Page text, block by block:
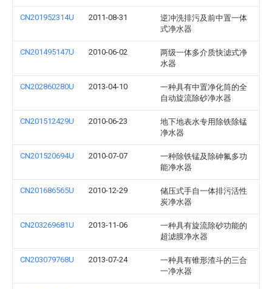
CN201952314U 2011-08-31
逆冲洗排污及前中置一体
式净水器
CN201495147U 2010-06-02
两级一体多介质快滤式净
水器
CN202860280U 2013-04-10
一种具有中置净化筒的全
自动旋流除砂净水器
CN201512429U 2010-06-23
地下地表水专用除铁除锰
净水器
CN201520694U 2010-07-07
一种除铁锰及除砷氟多功
能净水器
CN201686565U 2010-12-29
储压式手自一体排污活性
炭净水器
CN203269681U 2013-11-06
一种具有旋流除砂功能的
超滤膜净水器
CN203079768U 2013-07-24
一种具有锥形渣斗的三合
一净水器